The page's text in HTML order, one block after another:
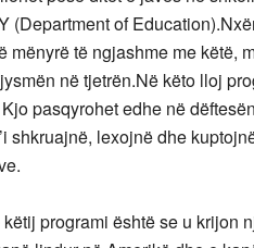
(Department of
mënyrë të ngjashme me këtë,
në tjetrën.Në këto lloj
pasqyrohet edhe në
shkruajnë, lexojnë dhe
programi është se u krijon